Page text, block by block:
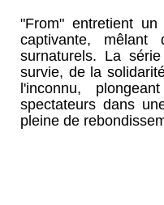
"From" entretient
captivante, mêlant
surnaturels. La
survie, de la
l'inconnu,
spectateurs dans
pleine de